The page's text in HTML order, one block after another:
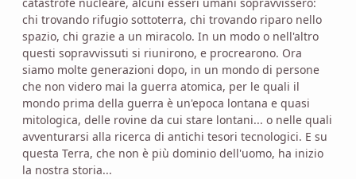
chi trovando rifugio sottoterra, chi trovando riparo nello
spazio, chi grazie a un miracolo. In un modo o nell'altro
questi sopravvissuti si riunirono, e procrearono. Ora
siamo molte generazioni dopo, in un mondo di persone
che non videro mai la guerra atomica, per le quali il
mondo prima della guerra è un'epoca lontana e quasi
mitologica, delle rovine da cui stare lontani... o nelle quali
avventurarsi alla ricerca di antichi tesori tecnologici. E su
questa Terra, che non è più dominio dell'uomo, ha inizio
la nostra storia...